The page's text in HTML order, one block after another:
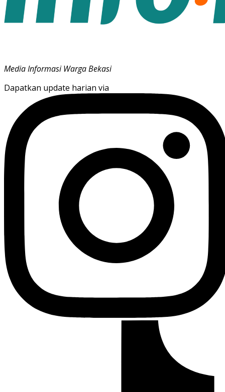
Media Informasi Warga Bekasi
Dapatkan update harian via